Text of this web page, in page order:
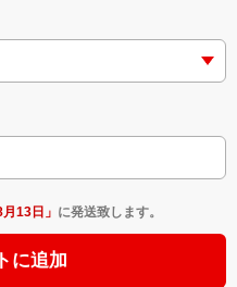
月13日 」 に発送致します。
に追加